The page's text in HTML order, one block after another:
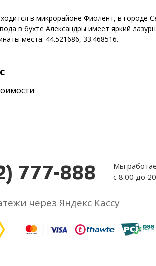
в микрорайоне Фиолент, в городе
в бухте Александры имеет яркий
места: 44.521686, 33.468516.
777-888
Мы
с 8:00 до
через Яндекс Кассу